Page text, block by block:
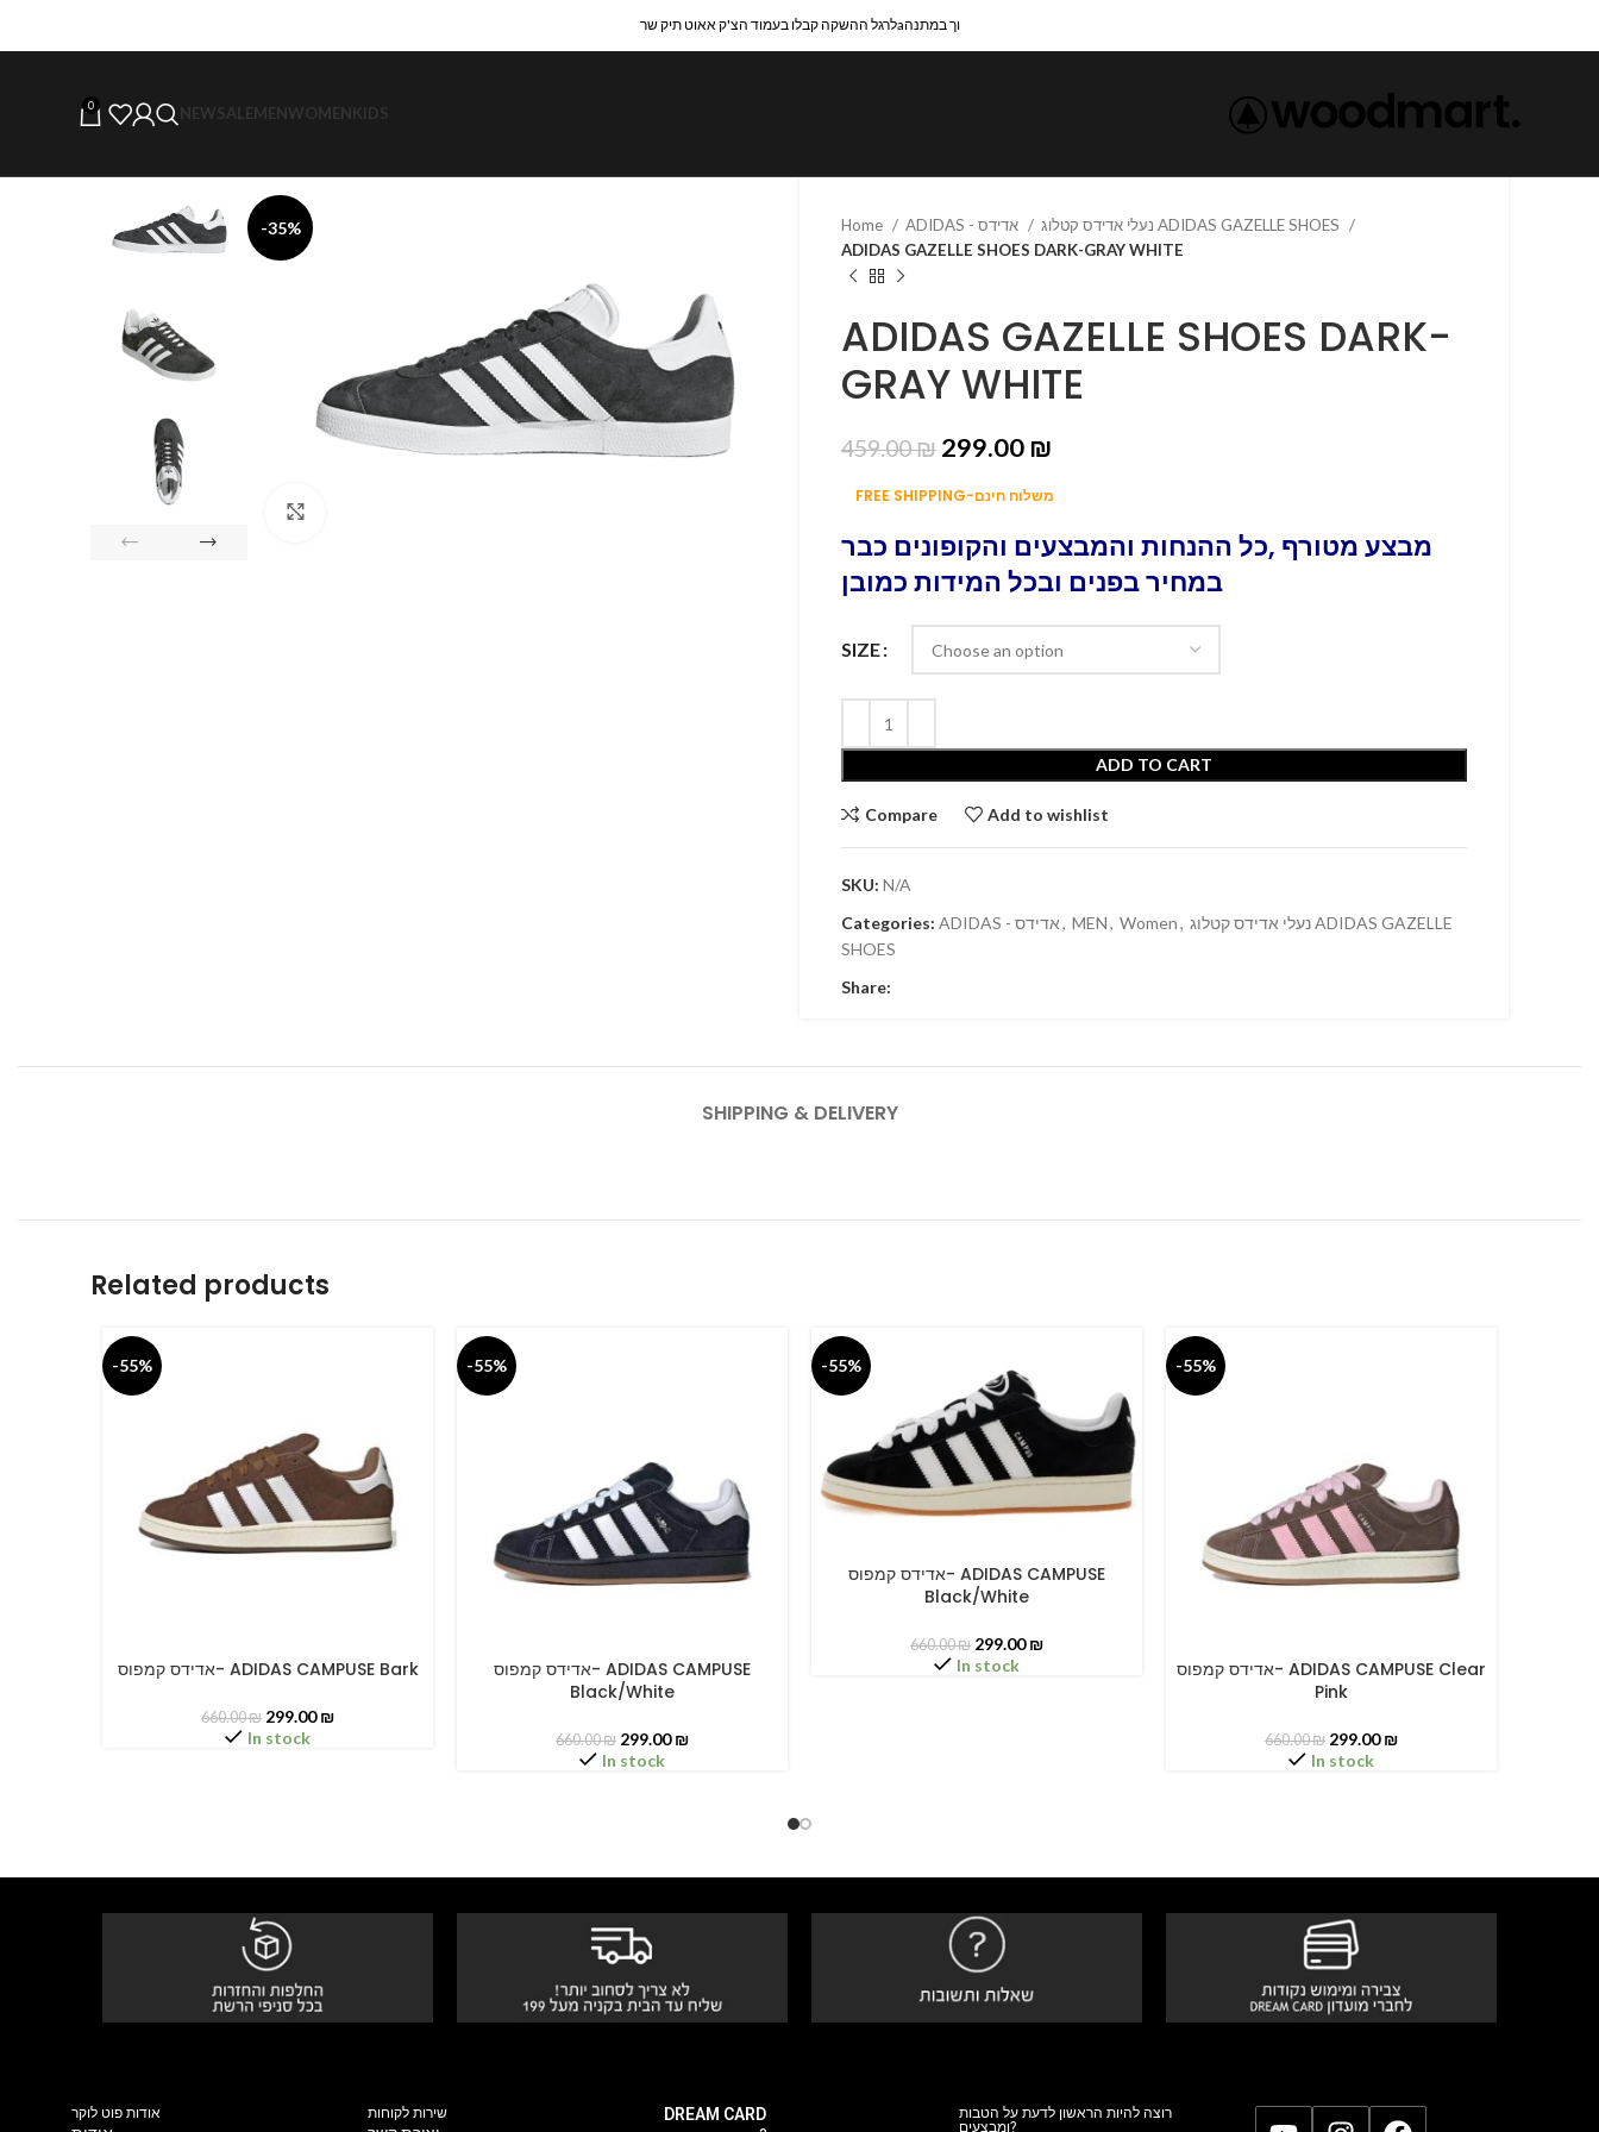
לרגל ההשקה קבלו בעמוד הצ'ק אאוט תיק שרaוך במתנה
0 NEWSALEMENWOMENKIDS
-35% Home
נעלי אדידס קטלוג ADIDAS GAZELLE SHOES
ADIDAS GAZELLE SHOES DARK-GRAY WHITE
ADIDAS GAZELLE SHOES DARK-
GRAY WHITE
459.00₪ 299.00 ₪
FREE SHIPPING-משלוח חינם
מבצע מטורף ,כל ההנחות והמבצעים והקופונים כבר
במחיר בפנים ובכל המידות כמובן
SIZE
ADD TO CART
Compare Add to wishlist
SKU: N/A
Categories:
ADIDAS - אדידס, MEN, Women, נעלי אדידס קטלוג ADIDAS GAZELLE
SHOES
Share:
SHIPPING & DELIVERY
Related products
-55%
SELECT OPTIONSאדידס קמפוס- ADIDAS CAMPUSE Bark
660.00₪ 299.00₪
In stock
-55%
SELECT OPTIONS
אדידס קמפוס- ADIDAS CAMPUSE
Black/White
660.00₪ 299.00₪
In stock
-55%
SELECT OPTIONS
אדידס קמפוס- ADIDAS CAMPUSE
Black/White
660.00₪ 299.00₪
In stock
-55%
SELECT OPTIONS
אדידס קמפוס- ADIDAS CAMPUSE Clear
Pink
660.00₪ 299.00₪
In stock
אודות פוט לוקר שירות לקוחות
DREAM CARD
רוצה להיות הראשון לדעת על הטבות
ומבצעים?